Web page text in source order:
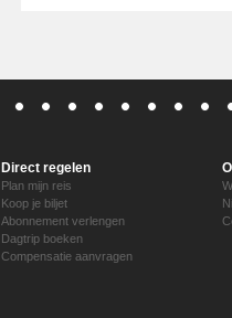
Direct regelen
Plan mijn reis
Koop je biljet
Abonnement verlengen
Dagtrip boeken
Compensatie aanvragen